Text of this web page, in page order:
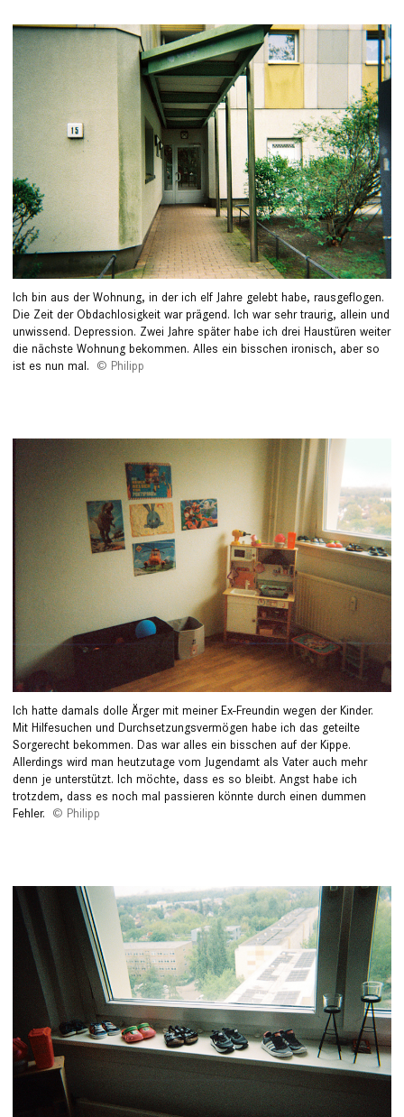
Ich bin aus der Wohnung, in der ich elf Jahre gelebt habe, rausgeflogen.
Die Zeit der Obdachlosigkeit war ­prägend. Ich war sehr traurig, allein und
unwissend. Depression. Zwei Jahre später habe ich drei Haustüren weiter
die nächste ­Wohnung bekommen. Alles ein ­bisschen ironisch, aber so
ist es nun mal.
Philipp
Ich hatte damals dolle Ärger mit meiner Ex-Freundin wegen der Kinder.
Mit Hilfesuchen und Durchsetzungs­vermögen habe ich das geteilte
Sorgerecht bekommen. Das war alles ein bisschen auf der Kippe.
Allerdings wird man heutzutage vom Jugendamt als Vater auch mehr
denn je unterstützt. Ich möchte, dass es so bleibt. Angst habe ich
trotzdem, dass es noch mal passieren könnte durch einen dummen
Fehler.
Philipp